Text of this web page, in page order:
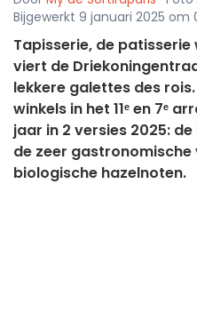
Bijgewerkt 9 januari 2025 om
Tapisserie, de
viert de
lekkere galettes des
winkels in het 11ᵉ en 7ᵉ
jaar in 2 versies 2025:
de zeer
biologische hazelnoten.